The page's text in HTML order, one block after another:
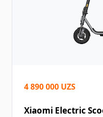
4 890 000 UZS
Xiaomi Electric